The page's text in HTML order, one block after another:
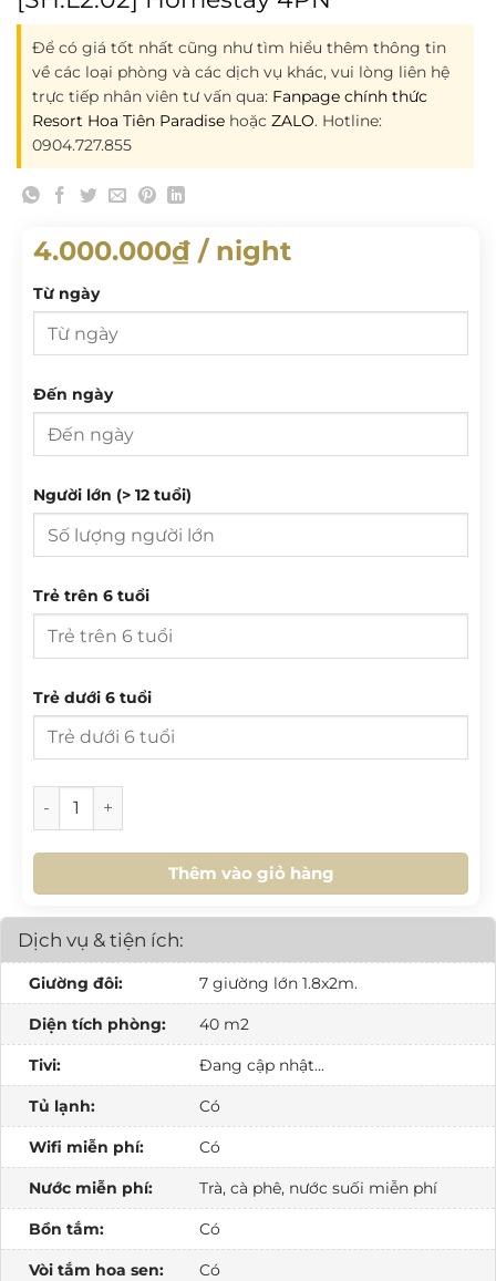
Để có giá tốt nhất cũng như tìm hiểu thêm thông tin
về các loại phòng và các dịch vụ khác, vui lòng liên hệ
trực tiếp nhân viên tư vấn qua: Fanpage chính thức
Resort Hoa Tiên Paradise hoặc ZALO. Hotline:
0904.727.855
4.000.000₫ / night
Từ ngày
27 28 29 30 31 1 2
3 4 5 6 7 8 9
10 11
17 18
31 1 2 3 4 5 6
HÔM NAY
Đến ngày
27 28 29 30 31 1 2
3 4 5 6 7 8 9
10 11
17 18
XOÁ
Người lớn (> 12 tuổi)
Trẻ trên 6 tuổi
Trẻ dưới 6 tuổi
[SH.L2.02] Homestay 4PN số lượng
Thêm vào giỏ hàng
Dịch vụ & tiện ích:
Giường đôi: 7 giường lớn 1.8x2m.
Diện tích phòng: 40 m2
Tivi: Đang cập nhật...
Tủ lạnh: Có
Wifi miễn phí: Có
Nước miễn phí: Trà, cà phê, nước suối miễn phí
Bồn tắm: Có
Vòi tắm hoa sen: Có